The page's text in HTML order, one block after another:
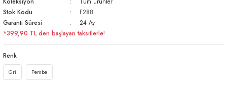
Bezler
Stok Kodu
F288
Garanti Süresi
24 Ay
*399,90 TL den başlayan taksitlerle!
Renk
Gri Pembe